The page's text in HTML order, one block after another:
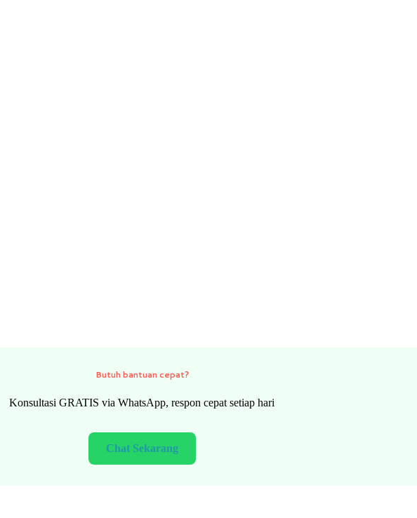
Need quick help?
FREE consultation via WhatsApp, fast response every day
Chat Now